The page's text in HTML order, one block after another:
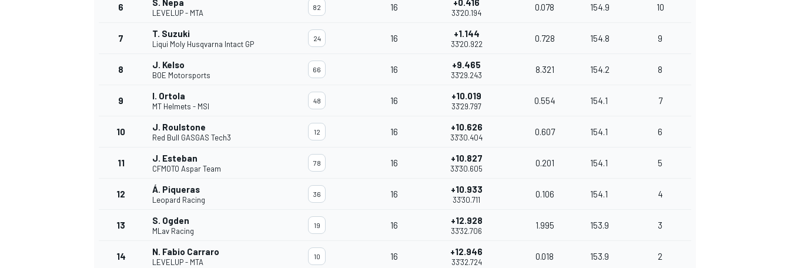
6 S. Nepa
LEVELUP - MTA
82 16 +0.416
33'20.194
0.078 154.9 10
7 T. Suzuki
Liqui Moly Husqvarna Intact GP
24 16 +1.144
33'20.922
0.728 154.8 9
8 J. Kelso
BOE Motorsports
66 16 +9.465
33'29.243
8.321 154.2 8
9 I. Ortola
MT Helmets - MSI
48 16 +10.019
33'29.797
0.554 154.1 7
10 J. Roulstone
Red Bull GASGAS Tech3
12 16 +10.626
33'30.404
0.607 154.1 6
11 J. Esteban
CFMOTO Aspar Team
78 16 +10.827
33'30.605
0.201 154.1 5
12 Á. Piqueras
Leopard Racing
36 16 +10.933
33'30.711
0.106 154.1 4
13 S. Ogden
MLav Racing
19 16 +12.928
33'32.706
1.995 153.9 3
14 N. Fabio Carraro
LEVELUP - MTA
10 16 +12.946
33'32.724
0.018 153.9 2